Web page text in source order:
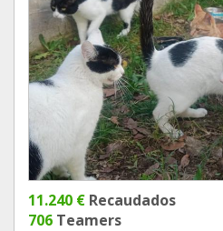
11.240 € Recaudados
706 Teamers